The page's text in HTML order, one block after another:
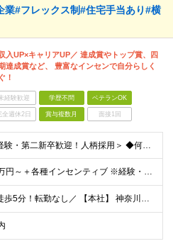
業#フレックス制#住宅手当あり#横
入UP×キャリアUP／ 達成賞やトップ賞、四
達成賞など、 豊富なインセンで自分らしく
！
経験歓迎 学歴不問 ベテランOK
全週休2日 賞与複数月 面接1回
＜業界未経験・第二新卒歓迎！人柄採用＞ ◆何らかの営業経験をお持ちの方 ◆学歴不問 ◆普通運転免許(AT限定可) ＼こんな方を求めています／ ・目標を意識して行動することができる人 ・指示待ちではな
◆月給25万円～＋各種インセンティブ ※経験・スキルを考慮の上、当社規定により優遇致します ※試用期間3ヶ月あり。(給与・待遇・雇用形態に差異はありません) ※残業代全額支給
＼横浜駅徒歩5分！転勤なし／ 【本社】 神奈川県横浜市西区高島2-6-32 横浜東口ウィスポートビル8F ※(変更の範囲)上記を除く当社関連勤務地